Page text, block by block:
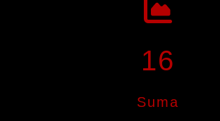
16
Suma